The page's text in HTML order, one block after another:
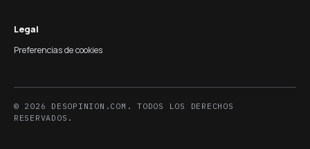
Legal
Preferencias de cookies
© 2026 DESOPINION.COM. TODOS LOS DERECHOS
RESERVADOS.